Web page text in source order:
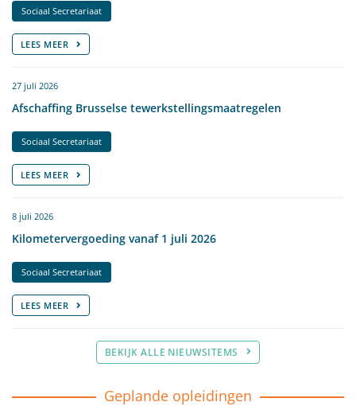
Sociaal Secretariaat
LEES MEER
27 juli 2026
Afschaffing Brusselse tewerkstellingsmaatregelen
Sociaal Secretariaat
LEES MEER
8 juli 2026
Kilometervergoeding vanaf 1 juli 2026
Sociaal Secretariaat
LEES MEER
BEKIJK ALLE NIEUWSITEMS
Geplande opleidingen